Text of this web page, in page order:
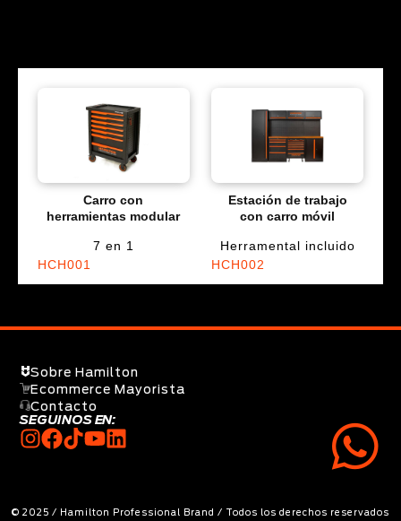
Carro con
herramientas modular
7 en 1
HCH001
Estación de trabajo
con carro móvil
Herramental incluido
HCH002
Sobre Hamilton
Ecommerce Mayorista
Contacto
SEGUINOS EN:
© 2025 / Hamilton Professional Brand / Todos los derechos reservados